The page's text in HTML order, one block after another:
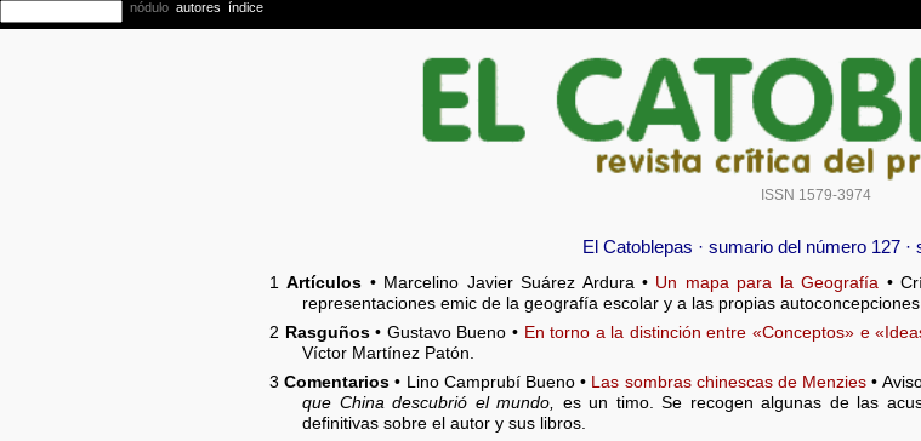
ISSN 1579-3974
El Catoblepas · sumario del número 127 ·
1Artículos • Marcelino Javier Suárez Ardura • Un mapa para la Geografía •
representaciones emic de la geografía escolar y a las propias
2 Rasguños• Gustavo Bueno • En torno a la distinción entre «Conceptos» e
Víctor Martínez Patón.
3Comentarios • Lino Camprubí Bueno • Las sombras chinescas de Menzies •
que China descubrió el mundo,
es un timo. Se recogen algunas de las
definitivas sobre el autor y sus libros.